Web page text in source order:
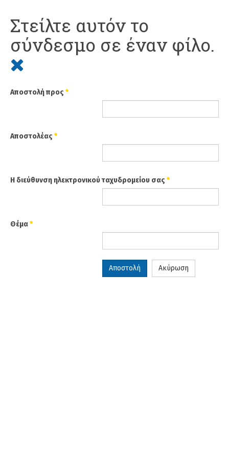
Στείλτε αυτόν το
σύνδεσμο σε έναν φίλο.
Αποστολή προς *
Αποστολέας *
Η διεύθυνση ηλεκτρονικού ταχυδρομείου σας *
Θέμα*
Αποστολή Ακύρωση